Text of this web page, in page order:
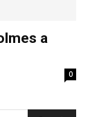
a
0